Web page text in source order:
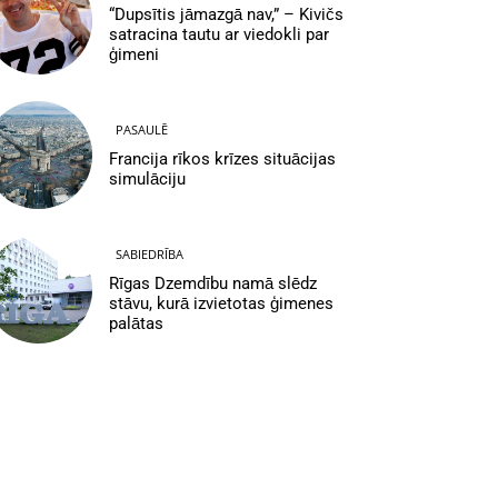
“Dupsītis jāmazgā nav,” – Kivičs
satracina tautu ar viedokli par
ģimeni
PASAULĒ
Francija rīkos krīzes situācijas
simulāciju
SABIEDRĪBA
Rīgas Dzemdību namā slēdz
stāvu, kurā izvietotas ģimenes
palātas